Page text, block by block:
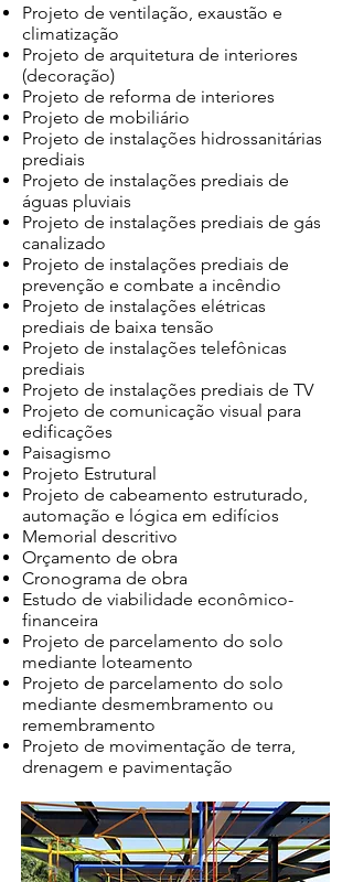
Projeto de ventilação, exaustão e
climatização
Projeto de arquitetura de interiores
(decoração)
Projeto de reforma de interiores
Projeto de mobiliário
Projeto de instalações hidrossanitárias
prediais
Projeto de instalações prediais de
águas pluviais
Projeto de instalações prediais de gás
canalizado
Projeto de instalações prediais de
prevenção e combate a incêndio
Projeto de instalações elétricas
prediais de baixa tensão
Projeto de instalações telefônicas
prediais
Projeto de instalações prediais de TV
Projeto de comunicação visual para
edificações
Paisagismo
Projeto Estrutural
Projeto de cabeamento estruturado,
automação e lógica em edifícios
Memorial descritivo
Orçamento de obra
Cronograma de obra
Estudo de viabilidade econômico-
financeira
Projeto de parcelamento do solo
mediante loteamento
Projeto de parcelamento do solo
mediante desmembramento ou
remembramento
Projeto de movimentação de terra,
drenagem e pavimentação